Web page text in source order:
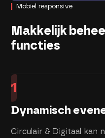
Mobiel responsive
Makkelijk
functies
1
Dynamisch
Circulair & Digitaal kan